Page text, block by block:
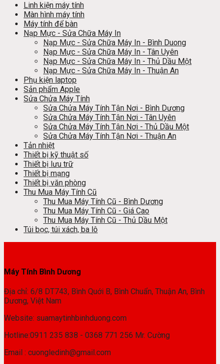
Linh kiện máy tính
Màn hình máy tính
Máy tính để bàn
Nạp Mực - Sửa Chữa Máy In
Nạp Mực - Sửa Chữa Máy In - Bình Duong
Nạp Mực - Sửa Chữa Máy In - Tân Uyên
Nạp Mực - Sửa Chữa Máy In - Thủ Dầu Một
Nạp Mực - Sửa Chữa Máy In - Thuận An
Phụ kiện laptop
Sản phẩm Apple
Sửa Chửa Máy Tính
Sửa Chửa Máy Tính Tận Nơi - Bình Dương
Sửa Chửa Máy Tính Tận Nơi - Tân Uyên
Sửa Chửa Máy Tính Tận Nơi - Thủ Dầu Một
Sửa Chửa Máy Tính Tận Nơi - Thuận An
Tản nhiệt
Thiết bị kỹ thuật số
Thiết bị lưu trữ
Thiết bị mạng
Thiết bị văn phòng
Thu Mua Máy Tính Cũ
Thu Mua Máy Tính Cũ - Bình Dương
Thu Mua Máy Tính Cũ - Giá Cao
Thu Mua Máy Tính Cũ - Thủ Dầu Một
Túi bọc, túi xách, ba lô
Máy Tính Bình Dương
Địa chỉ: 6/8 DT743, Bình Quới B, Bình Chuẩn, Thuận An, Bình
Dương, Việt Nam
Website: suamaytinhbinhduong.com
Hotline:0911 235 838 - 0368 771 256 Mr. Cường
Email : cuongledinh@gmail.com